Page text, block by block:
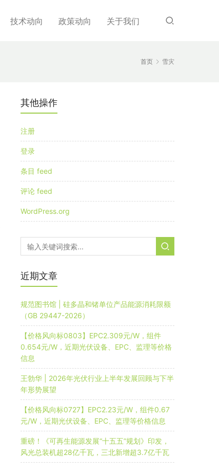
技术动向 政策动向 关于我们
首页 雪灾
其他操作
注册
登录
条目 feed
评论 feed
WordPress.org
近期文章
规范图书馆 | 硅多晶和锗单位产品能源消耗限额
（GB 29447-2026）
【价格风向标0803】EPC2.309元/W，组件
0.654元/W，近期光伏设备、EPC、监理等价格
信息
王勃华 | 2026年光伏行业上半年发展回顾与下半
年形势展望
【价格风向标0727】EPC2.23元/W，组件0.67
元/W，近期光伏设备、EPC、监理等价格信息
重磅！《可再生能源发展“十五五”规划》印发，
风光总装机超28亿千瓦，三北新增超3.7亿千瓦